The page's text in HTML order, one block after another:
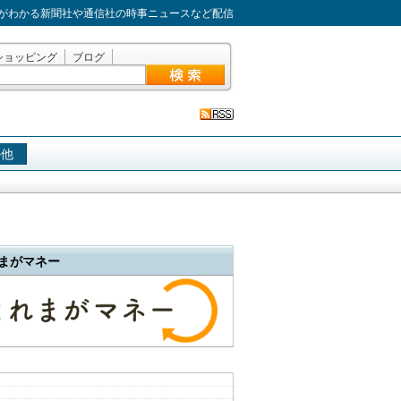
わかる新聞社や通信社の時事ニュースなど配信
ョッピング ブログ
がマネー